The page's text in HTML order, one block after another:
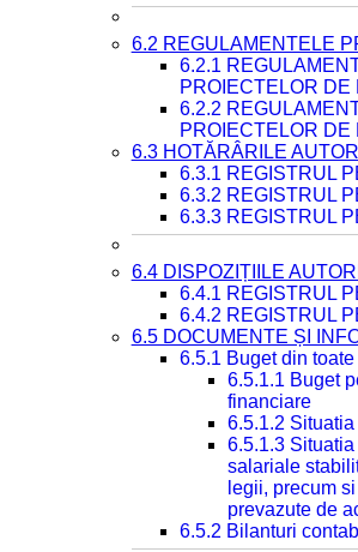
6.2 REGULAMENTELE
6.2.1
PROIECTELOR
6.2.2
PROIECTELOR DE
6.3 HOTĂRÂRILE
6.3.1 REGISTRUL
6.3.2 REGISTRUL
6.3.3 REGISTRUL
6.4 DISPOZIȚIILE
6.4.1 REGISTRUL
6.4.2 REGISTRUL
6.5 DOCUMENTE ȘI
6.5.1 Buget din
6.5.1.1 Buget
financiare
6.5.1.2
6.5.1.3
salariale
legii, precum
prevazute de
6.5.2 Bilanturi